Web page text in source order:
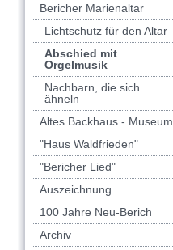
Bericher Marienaltar
Lichtschutz für den Altar
Abschied mit
Orgelmusik
Nachbarn, die sich
ähneln
Altes Backhaus - Museum
"Haus Waldfrieden"
"Bericher Lied"
Auszeichnung
100 Jahre Neu-Berich
Archiv